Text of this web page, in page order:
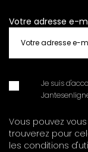
Votre adresse e-
Je suis
Vous pouvez
trouverez pour
les conditions